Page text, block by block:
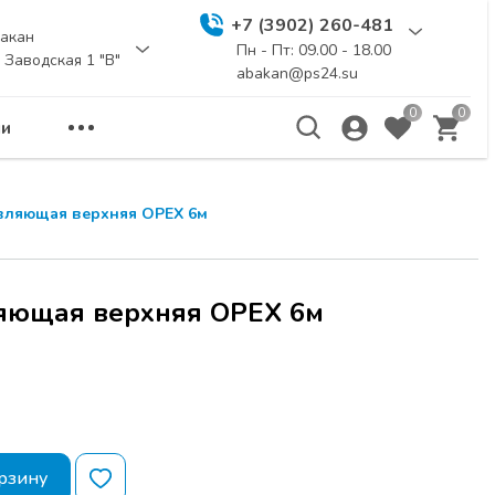
Заводская 1 "В"
+7 (3902) 260-481
Пн - Пт: 09.00 - 18.00
abakan@ps24.su
0 0
верхняя ОРЕХ 6м
верхняя ОРЕХ 6м
и дизайнеров.
новинки
UNIHOPPER
создания
по адресу г.
стр.1